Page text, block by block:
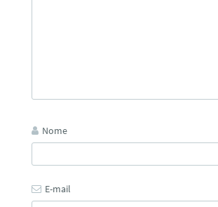
Nome
E-mail